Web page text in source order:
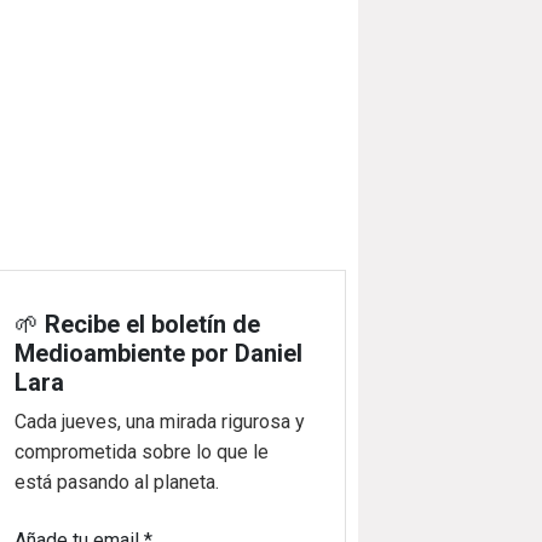
🌱 Recibe el boletín de
Medioambiente por Daniel
Lara
Cada jueves, una mirada rigurosa y
comprometida sobre lo que le
está pasando al planeta.